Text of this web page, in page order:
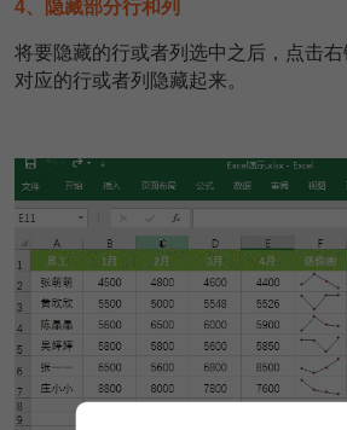
4、隐藏部分行和列
将要隐藏的行或者列选中之后，点击
对应的行或者列隐藏起来。